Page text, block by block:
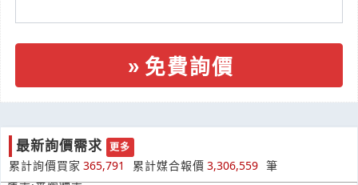
免費詢價
最新詢價需求 更多
累計詢價買家 365,791 累計媒合報價 3,306,559 筆
切割墊 40x100cm.有黃色格線和尺
產業:金屬礦業